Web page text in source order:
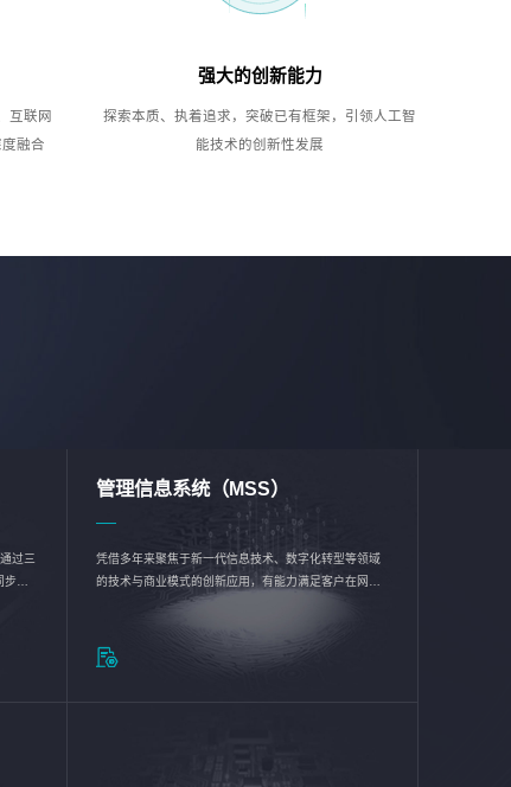
互联网
融合
强大的创新能力
探索本质、执着追求，突破已有框架，引领人工智
能技术的创新性发展
过三
呈
完
管理信息系统（MSS）
凭借多年来聚焦于新一代信息技术、数字化转型等领域
的技术与商业模式的创新应用，有能力满足客户在网络
优化、运营维护和信息安全防护等方面的需求，为客户